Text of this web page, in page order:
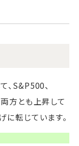
S&P500、
方とも上昇して
に転じています。